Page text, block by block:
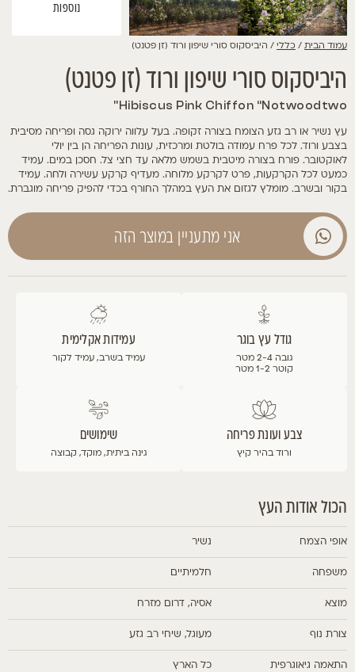
נוספות
עמוד הבית/כללי/ היביסקוס סורי שיפון ורוד (זן פטנט)
היביסקוס סורי שיפון ורוד (זן פטנט)
Hibiscus Pink Chiffon “Notwoodtwo”
עץ נשיר או רב גזע הצומח בצורה זקופה. בעל עלווה ירוקה גסה ופריחה מסיבית
בצבע ורוד. לכל פרח עמודה בולטת ומרכזית, עונות הפריחה הן בין יולי
לאוקטובר. פורח בצורה מיטבית בשמש מלאה עד חצי צל. חסכן במים. עמיד
כמעט לכל הקרקעות, פרט לקרקע מלוחה. מעדיף קרקע עשירה ולחה. עמיד
בקור ובשרב. מומלץ לגזום את העץ במהלך החורף בכדי להפיק פריחה מוגברת.
אני מתעניין במוצר הזה
גודל עץ בוגר
גובה 2-4 מטר
קוטר 1-2 מטר
עמידות אקלימית
עמיד בשרב, עמיד לקור
צבע ועונת פריחה
ורוד בהיר קיץ
שימושים
גינה ביתית, מוקד, קבוצה
הכול אודות העץ
אופי הצמח נשיר
משפחה חלמיתיים
מוצא אסיה, דרום מזרח
צורת נוף מעוגל, שיחי רב גזע
התאמה גיאוגרפית כל הארץ